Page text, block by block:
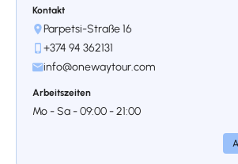
des Komponisten. Es dient
Würdigung von
als auch als wertvolle kulturelle
alle, die sich für die Geschichte
Kontakt
Parpetsi-Straße 16
+374 94 362131
info@onewaytour.com
Arbeitszeiten
Mo - Sa - 09:00 - 21:00